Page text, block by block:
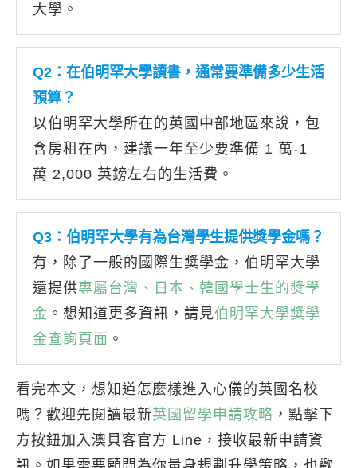
大學。
Q2：在伯明罕大學讀書，通常要準備多少生活
預算？
以伯明罕大學所在的英國中部地區來說，包
含房租在內，建議一年至少要準備 1 萬-1
萬 2,000 英鎊左右的生活費。
Q3： 伯明罕大學有為台灣學生提供獎學金嗎？
有，除了一般的國際生獎學金，伯明罕大學
還提供專屬台灣、日本、韓國學士生的獎學
金 。想知道更多資訊，請見伯明罕大學獎學
金查詢頁面 。
看完本文，想知道怎麼樣進入心儀的英國名校
嗎？歡迎先閱讀最新英國留學申請攻略 ，點擊下
方按鈕加入澳貝客官方 Line，接收最新申請資